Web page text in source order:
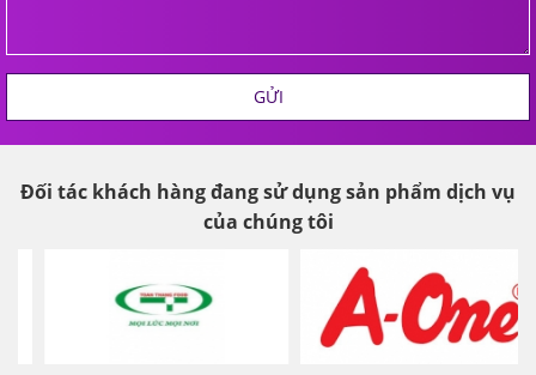
GỬI
Đối tác khách hàng đang sử dụng sản phẩm dịch vụ
của chúng tôi